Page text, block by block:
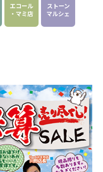
エコール
・マミ店
ストーン
マルシェ